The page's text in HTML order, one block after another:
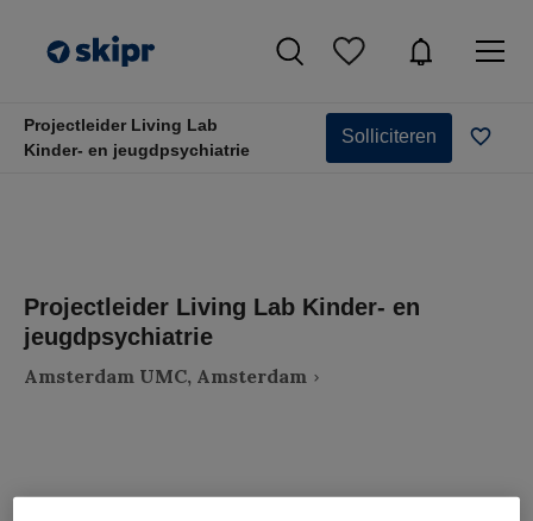
Projectleider Living Lab
Kinder- en jeugdpsychiatrie
Solliciteren
Projectleider Living Lab Kinder- en
jeugdpsychiatrie
Amsterdam UMC, Amsterdam